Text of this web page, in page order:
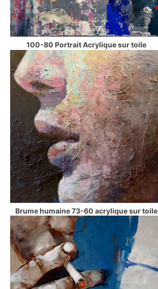
100-80 Portrait Acrylique sur toile
Brume humaine 73-60 acrylique sur toile